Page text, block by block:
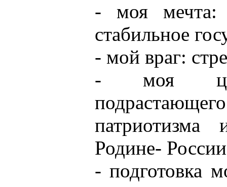
- моя мечта:
стабильное
- мой враг:
- моя
Родине-
- подготовка